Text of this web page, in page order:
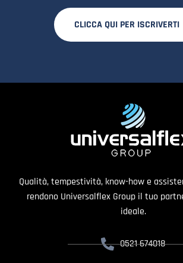
CLICCA QUI PER ISCRIVERTI
Qualità, tempestività, know-how e
rendono Universalflex Group il tuo
ideale.
0521 674018